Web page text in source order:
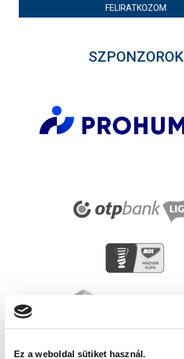
Ez a weboldal sütiket használ.
FELIRATKOZOM
SZPONZOROK